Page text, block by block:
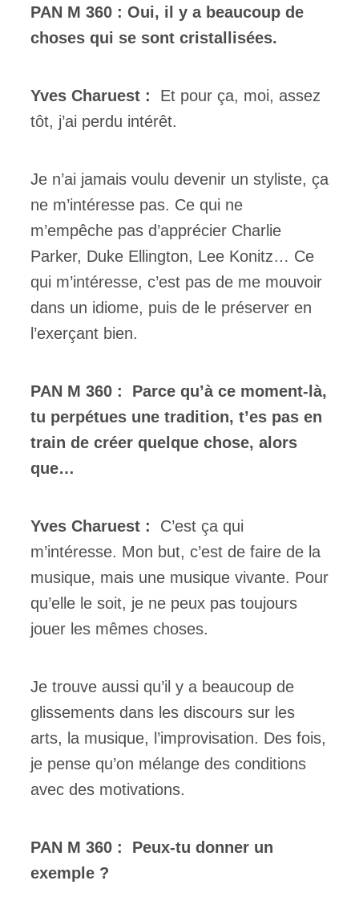
PAN M 360 : Oui, il y a beaucoup de
choses qui se sont cristallisées.
Yves Charuest :
Et pour ça, moi, assez
tôt, j’ai perdu intérêt.
Je n’ai jamais voulu devenir un styliste, ça
ne m’intéresse pas. Ce qui ne
m’empêche pas d’apprécier Charlie
Parker, Duke Ellington, Lee Konitz… Ce
qui m’intéresse, c’est pas de me mouvoir
dans un idiome, puis de le préserver en
l’exerçant bien.
PAN M 360 :
Parce qu’à ce moment-là,
tu perpétues une tradition, t’es pas en
train de créer quelque chose, alors
que…
Yves Charuest :
C’est ça qui
m’intéresse. Mon but, c’est de faire de la
musique, mais une musique vivante. Pour
qu’elle le soit, je ne peux pas toujours
jouer les mêmes choses.
Je trouve aussi qu’il y a beaucoup de
glissements dans les discours sur les
arts, la musique, l’improvisation. Des fois,
je pense qu’on mélange des conditions
avec des motivations.
PAN M 360 :
Peux-tu donner un
exemple ?